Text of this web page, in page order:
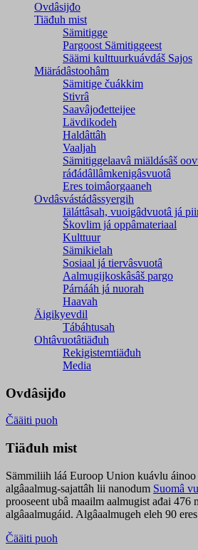
Ovdâsijđo
Tiäđuh mist
Sämitigge
Pargoost Sämitiggeest
Säämi kulttuurkuávdáš Sajos
Miärádâstoohâm
Sämitige čuákkim
Stivrâ
Saavâjođetteijee
Lävdikodeh
Haldâttâh
Vaaljah
Sämitiggelaavâ miäldásâš
ráđádâllâmkenigâsvuotâ
Eres toimâorgaaneh
Ovdâsvástádâssyergih
Iäláttâsah, vuoigâdvuotâ já
Škovlim já oppâmateriaal
Kulttuur
Sämikielah
Sosiaal já tiervâsvuotâ
Aalmugijkoskâsâš pargo
Párnááh já nuorah
Haavah
Äigikyevdil
Tábáhtusah
Ohtâvuotâtiäđuh
Rekigistemtiäđuh
Media
Ovdâsijđo
Čääiti puoh
Tiäđuh mist
Sämmiliih láá Euroop Union kuávlu
algâaalmug-sajattâh lii nanodum Suomâ
prooseent ubâ maailm aalmugist ađai
algâaalmugáid. Algâaalmugeh eleh 90
Čääiti puoh